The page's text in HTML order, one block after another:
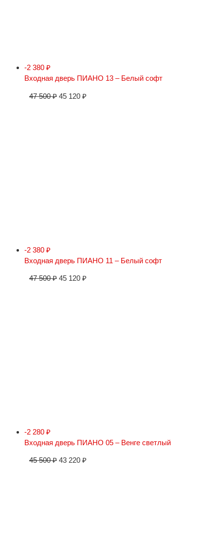
-2 380 ₽
Входная дверь ПИАНО 13 – Белый софт
47 500₽ 45 120 ₽
-2 380 ₽
Входная дверь ПИАНО 11 – Белый софт
47 500₽ 45 120 ₽
-2 280 ₽
Входная дверь ПИАНО 05 – Венге светлый
45 500₽ 43 220 ₽